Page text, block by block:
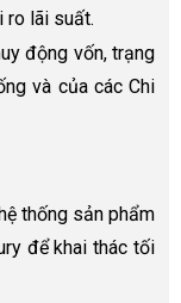
ro lãi suất.
động vốn, trạng
và của các Chi
thống sản phẩm
để khai thác tối